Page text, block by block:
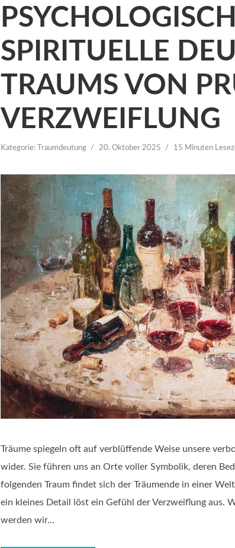
SPIRITUELLE
TRAUMS VON
VERZWEIFLUNG
Kategorie: Traumdeutung 20. Oktober 2025 15 Minuten
Träume spiegeln oft auf verblüffende Weise unsere
wider. Sie führen uns an Orte voller Symbolik, deren
folgenden Traum findet sich der Träumende in einer
ein kleines Detail löst ein Gefühl der Verzweiflung aus.
werden wir...